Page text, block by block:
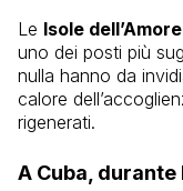
Le Isole dell’Amore
uno dei posti più
nulla hanno da
calore
rigenerati.
A Cuba, durante